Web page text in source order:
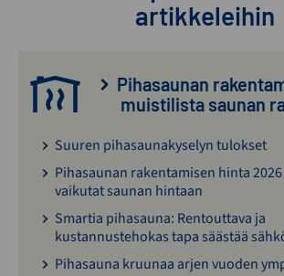
artikkeleihin
Pihasaunan
muistilista saunan
Suuren pihasaunakyselyn tulokset
Pihasaunan rakentamisen hinta
vaikutat saunan hintaan
Smartia pihasauna: Rentouttava ja
kustannustehokas tapa säästää
Pihasauna kruunaa arjen vuoden